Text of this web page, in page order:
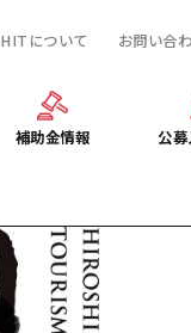
HITについて お問い合
補助金情報
公